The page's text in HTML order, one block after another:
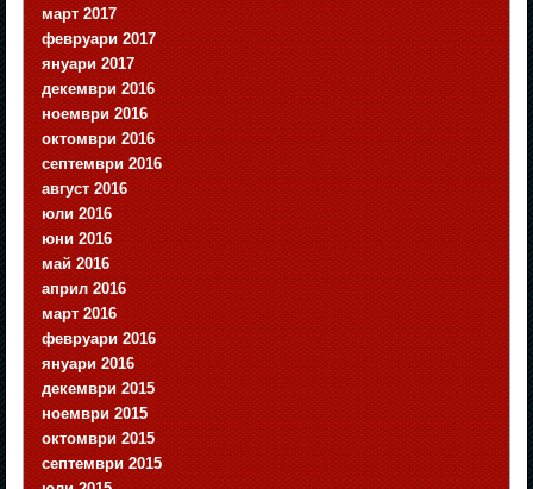
март 2017
февруари 2017
януари 2017
декември 2016
ноември 2016
октомври 2016
септември 2016
август 2016
юли 2016
юни 2016
май 2016
април 2016
март 2016
февруари 2016
януари 2016
декември 2015
ноември 2015
октомври 2015
септември 2015